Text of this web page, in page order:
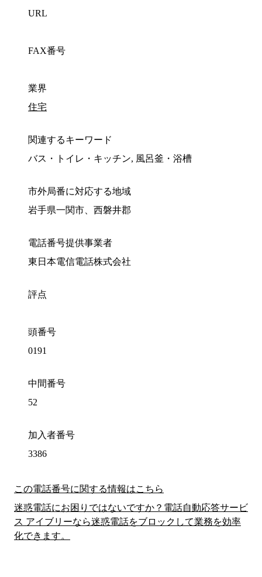
URL
FAX番号
業界
住宅
関連するキーワード
バス・トイレ・キッチン, 風呂釜・浴槽
市外局番に対応する地域
岩手県一関市、西磐井郡
電話番号提供事業者
東日本電信電話株式会社
評点
頭番号
0191
中間番号
52
加入者番号
3386
この電話番号に関する情報はこちら
迷惑電話にお困りではないですか？電話自動応答サービ
ス アイブリーなら迷惑電話をブロックして業務を効率
化できます。